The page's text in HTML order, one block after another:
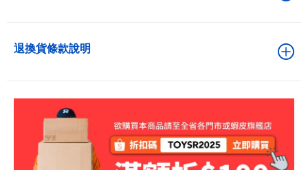
退換貨條款說明